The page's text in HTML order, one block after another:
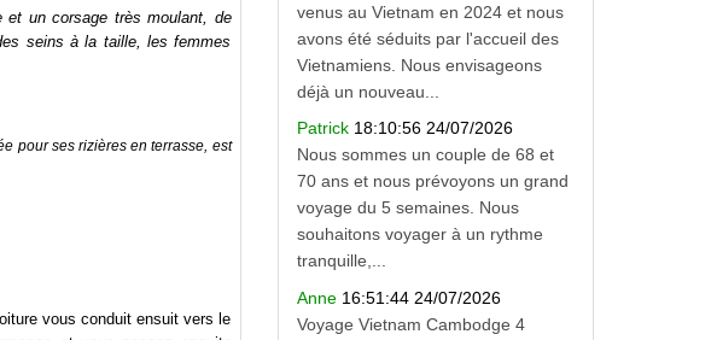
et un corsage très moulant, de
seins à la taille, les femmes
pour ses rizières en terrasse, est
vous conduit ensuit vers le
venus au Vietnam en 2024 et nous
avons été séduits par l'accueil des
Vietnamiens. Nous envisageons
déjà un nouveau...
Patrick 18:10:56 24/07/2026
Nous sommes un couple de 68 et
70 ans et nous prévoyons un grand
voyage du 5 semaines. Nous
souhaitons voyager à un rythme
tranquille,...
Anne 16:51:44 24/07/2026
Voyage Vietnam Cambodge 4